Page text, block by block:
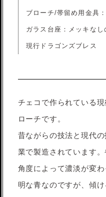
ブローチ/帯留め用金具
ガラス台座：メッキな
現行ドラゴンズブレス
チェコで作られている
ローチです。
昔ながらの技法と現代
業で製造されています
角度によって濃淡が変
明な青なのですが、傾